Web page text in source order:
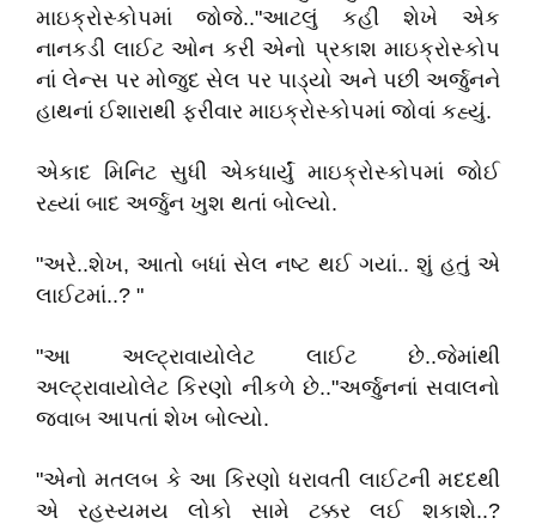
માઇક્રોસ્કોપમાં જોજે.."આટલું કહી શેખે એક
નાનકડી લાઈટ ઓન કરી એનો પ્રકાશ માઇક્રોસ્કોપ
નાં લેન્સ પર મોજુદ સેલ પર પાડ્યો અને પછી અર્જુનને
હાથનાં ઈશારાથી ફરીવાર માઇક્રોસ્કોપમાં જોવાં કહ્યું.
એકાદ મિનિટ સુધી એકધાર્યું માઇક્રોસ્કોપમાં જોઈ
રહ્યાં બાદ અર્જુન ખુશ થતાં બોલ્યો.
"અરે..શેખ, આતો બધાં સેલ નષ્ટ થઈ ગયાં.. શું હતું એ
લાઈટમાં..? "
"આ અલ્ટ્રાવાયોલેટ લાઈટ છે..જેમાંથી
અલ્ટ્રાવાયોલેટ કિરણો નીકળે છે.."અર્જુનનાં સવાલનો
જવાબ આપતાં શેખ બોલ્યો.
"એનો મતલબ કે આ કિરણો ધરાવતી લાઈટની મદદથી
એ રહસ્યમય લોકો સામે ટક્કર લઈ શકાશે..?